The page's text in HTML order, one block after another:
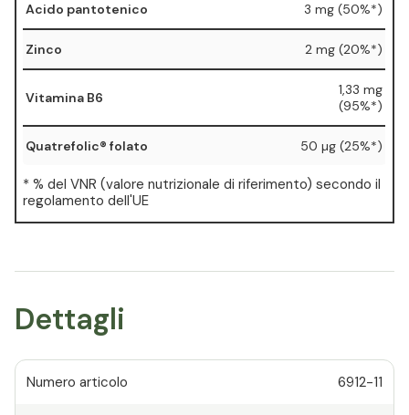
Acido pantotenico 3 mg (50%*)
Zinco 2 mg (20%*)
Vitamina B6
1,33 mg
(95%*)
Quatrefolic® folato 50 µg (25%*)
* % del VNR (valore nutrizionale di riferimento) secondo il
regolamento dell'UE
Dettagli
Numero articolo 6912-11